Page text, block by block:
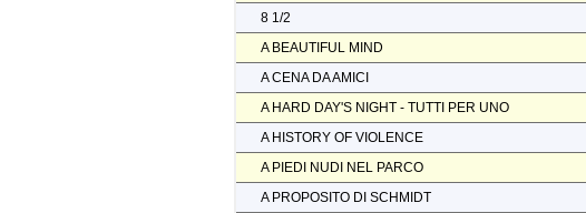
8 1/2
A BEAUTIFUL MIND
A CENA DA AMICI
A HARD DAY'S NIGHT - TUTTI PER UNO
A HISTORY OF VIOLENCE
A PIEDI NUDI NEL PARCO
A PROPOSITO DI SCHMIDT